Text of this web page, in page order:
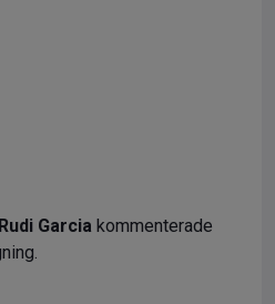
Rudi Garcia kommenterade